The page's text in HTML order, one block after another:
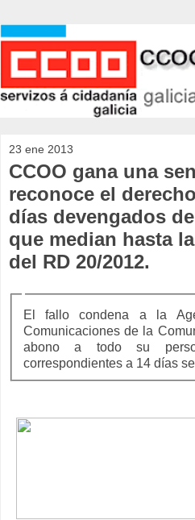
23 ene 2013
CCOO gana una
reconoce el
días devengados
que median hasta
del RD 20/2012.
El fallo condena a la
Comunicaciones de la
abono a todo su
correspondientes a 14 días